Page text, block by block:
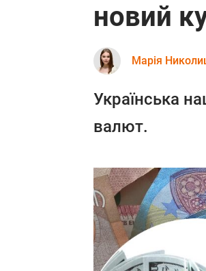
новий
Марія
Українська
валют.